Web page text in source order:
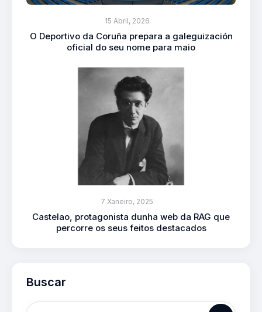
15 Abril, 2026
O Deportivo da Coruña prepara a galeguización
oficial do seu nome para maio
7 Xaneiro, 2025
Castelao, protagonista dunha web da RAG que
percorre os seus feitos destacados
Buscar